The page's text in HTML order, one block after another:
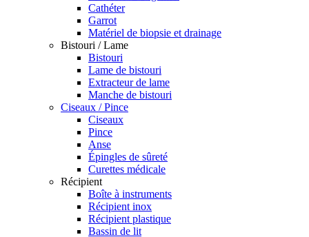
Cathéter
Garrot
Matériel de biopsie et drainage
Bistouri / Lame
Bistouri
Lame de bistouri
Extracteur de lame
Manche de bistouri
Ciseaux / Pince
Ciseaux
Pince
Anse
Épingles de sûreté
Curettes médicale
Récipient
Boîte à instruments
Récipient inox
Récipient plastique
Bassin de lit